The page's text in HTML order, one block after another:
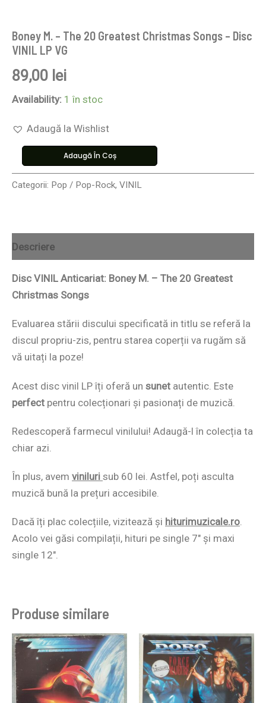
Boney M. – The 20 Greatest Christmas Songs – Disc
VINIL LP VG
89,00 lei
Availability: 1 în stoc
Adaugă la Wishlist
Adaugă În Coș
Categorii: Pop / Pop-Rock, VINIL
Descriere
Disc VINIL Anticariat: Boney M. – The 20 Greatest
Christmas Songs
Evaluarea stării discului specificată in titlu se referă la
discul propriu-zis, pentru starea coperții va rugăm să
vă uitați la poze!
Acest disc vinil LP îți oferă un sunet autentic. Este
perfect pentru colecționari și pasionați de muzică.
Redescoperă farmecul vinilului! Adaugă-l în colecția ta
chiar azi.
În plus, avem viniluri sub 60 lei. Astfel, poți asculta
muzică bună la prețuri accesibile.
Dacă îți plac colecțiile, vizitează și hiturimuzicale.ro.
Acolo vei găsi compilații, hituri pe single 7″ și maxi
single 12″.
Produse similare